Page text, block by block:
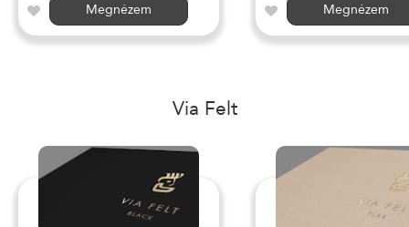
Megnézem
Megnézem
Via Felt